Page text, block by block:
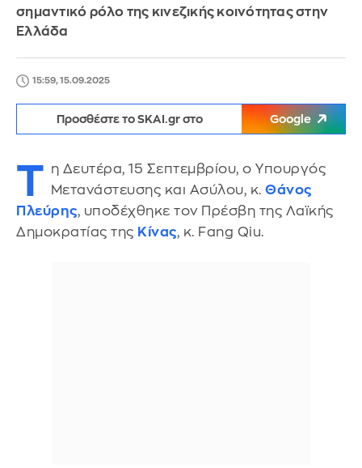
σημαντικό ρόλο της κινεζικής κοινότητας στην
Ελλάδα
15:59, 15.09.2025
Προσθέστε το SKAI.gr στο Google
Τ η Δευτέρα, 15 Σεπτεμβρίου, ο Υπουργός
Μετανάστευσης και Ασύλου, κ. Θάνος
Πλεύρης, υποδέχθηκε τον Πρέσβη της Λαϊκής
Δημοκρατίας της Κίνας, κ. Fang Qiu.